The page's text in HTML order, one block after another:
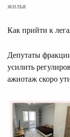
жилья
Как прийти к
Депутаты
усилить
ажиотаж скоро